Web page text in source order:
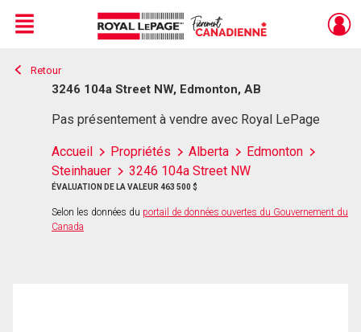
Live
En Direct
Menu
Retour
3246 104a Street NW, Edmonton, AB
Pas présentement à vendre avec Royal LePage
Accueil Propriétés Alberta
Edmonton
Steinhauer
3246 104a Street NW
ÉVALUATION DE LA VALEUR 463 500 $
Selon les données du portail de données ouvertes du Gouvernement du
Canada